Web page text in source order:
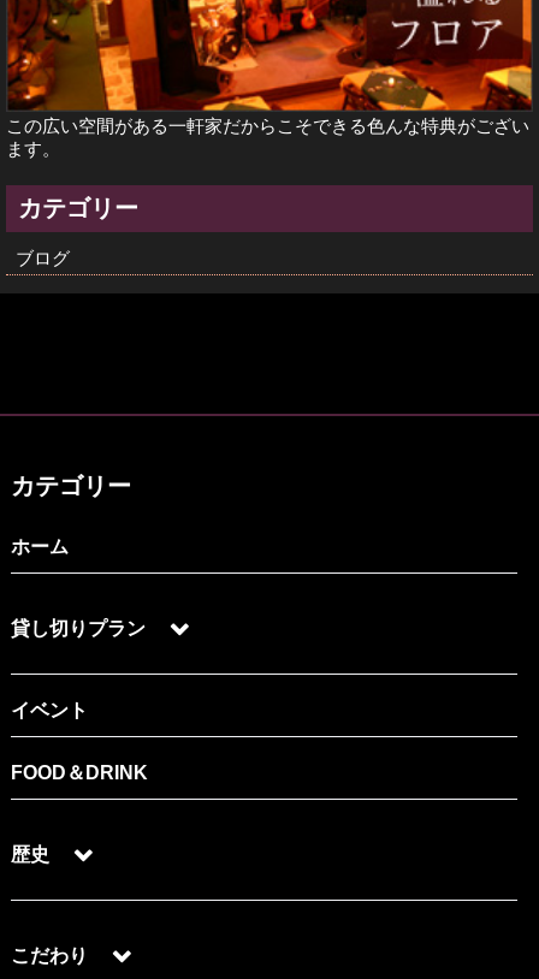
この広い空間がある一軒家だからこそできる色んな特典がござい
ます。
カテゴリー
ブログ
カテゴリー
ホーム
貸し切りプラン
イベント
FOOD＆DRINK
歴史
こだわり